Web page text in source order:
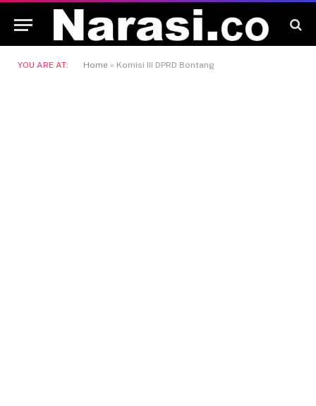
YOU ARE AT: Home » Komisi III DPRD Bontang